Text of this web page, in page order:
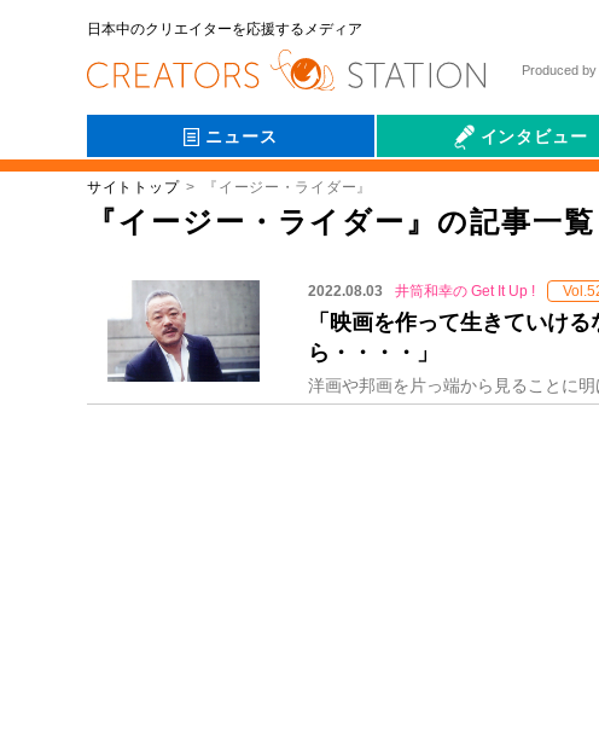
日本中のクリエイターを応援するメディア
Produced by
ニュース インタビュー
サイトトップ 『イージー・ライダー』
『イージー・ライダー』の記事一覧
2022.08.03 井筒和幸の Get It Up !
「映画を作って生きていけ
ら・・・・」